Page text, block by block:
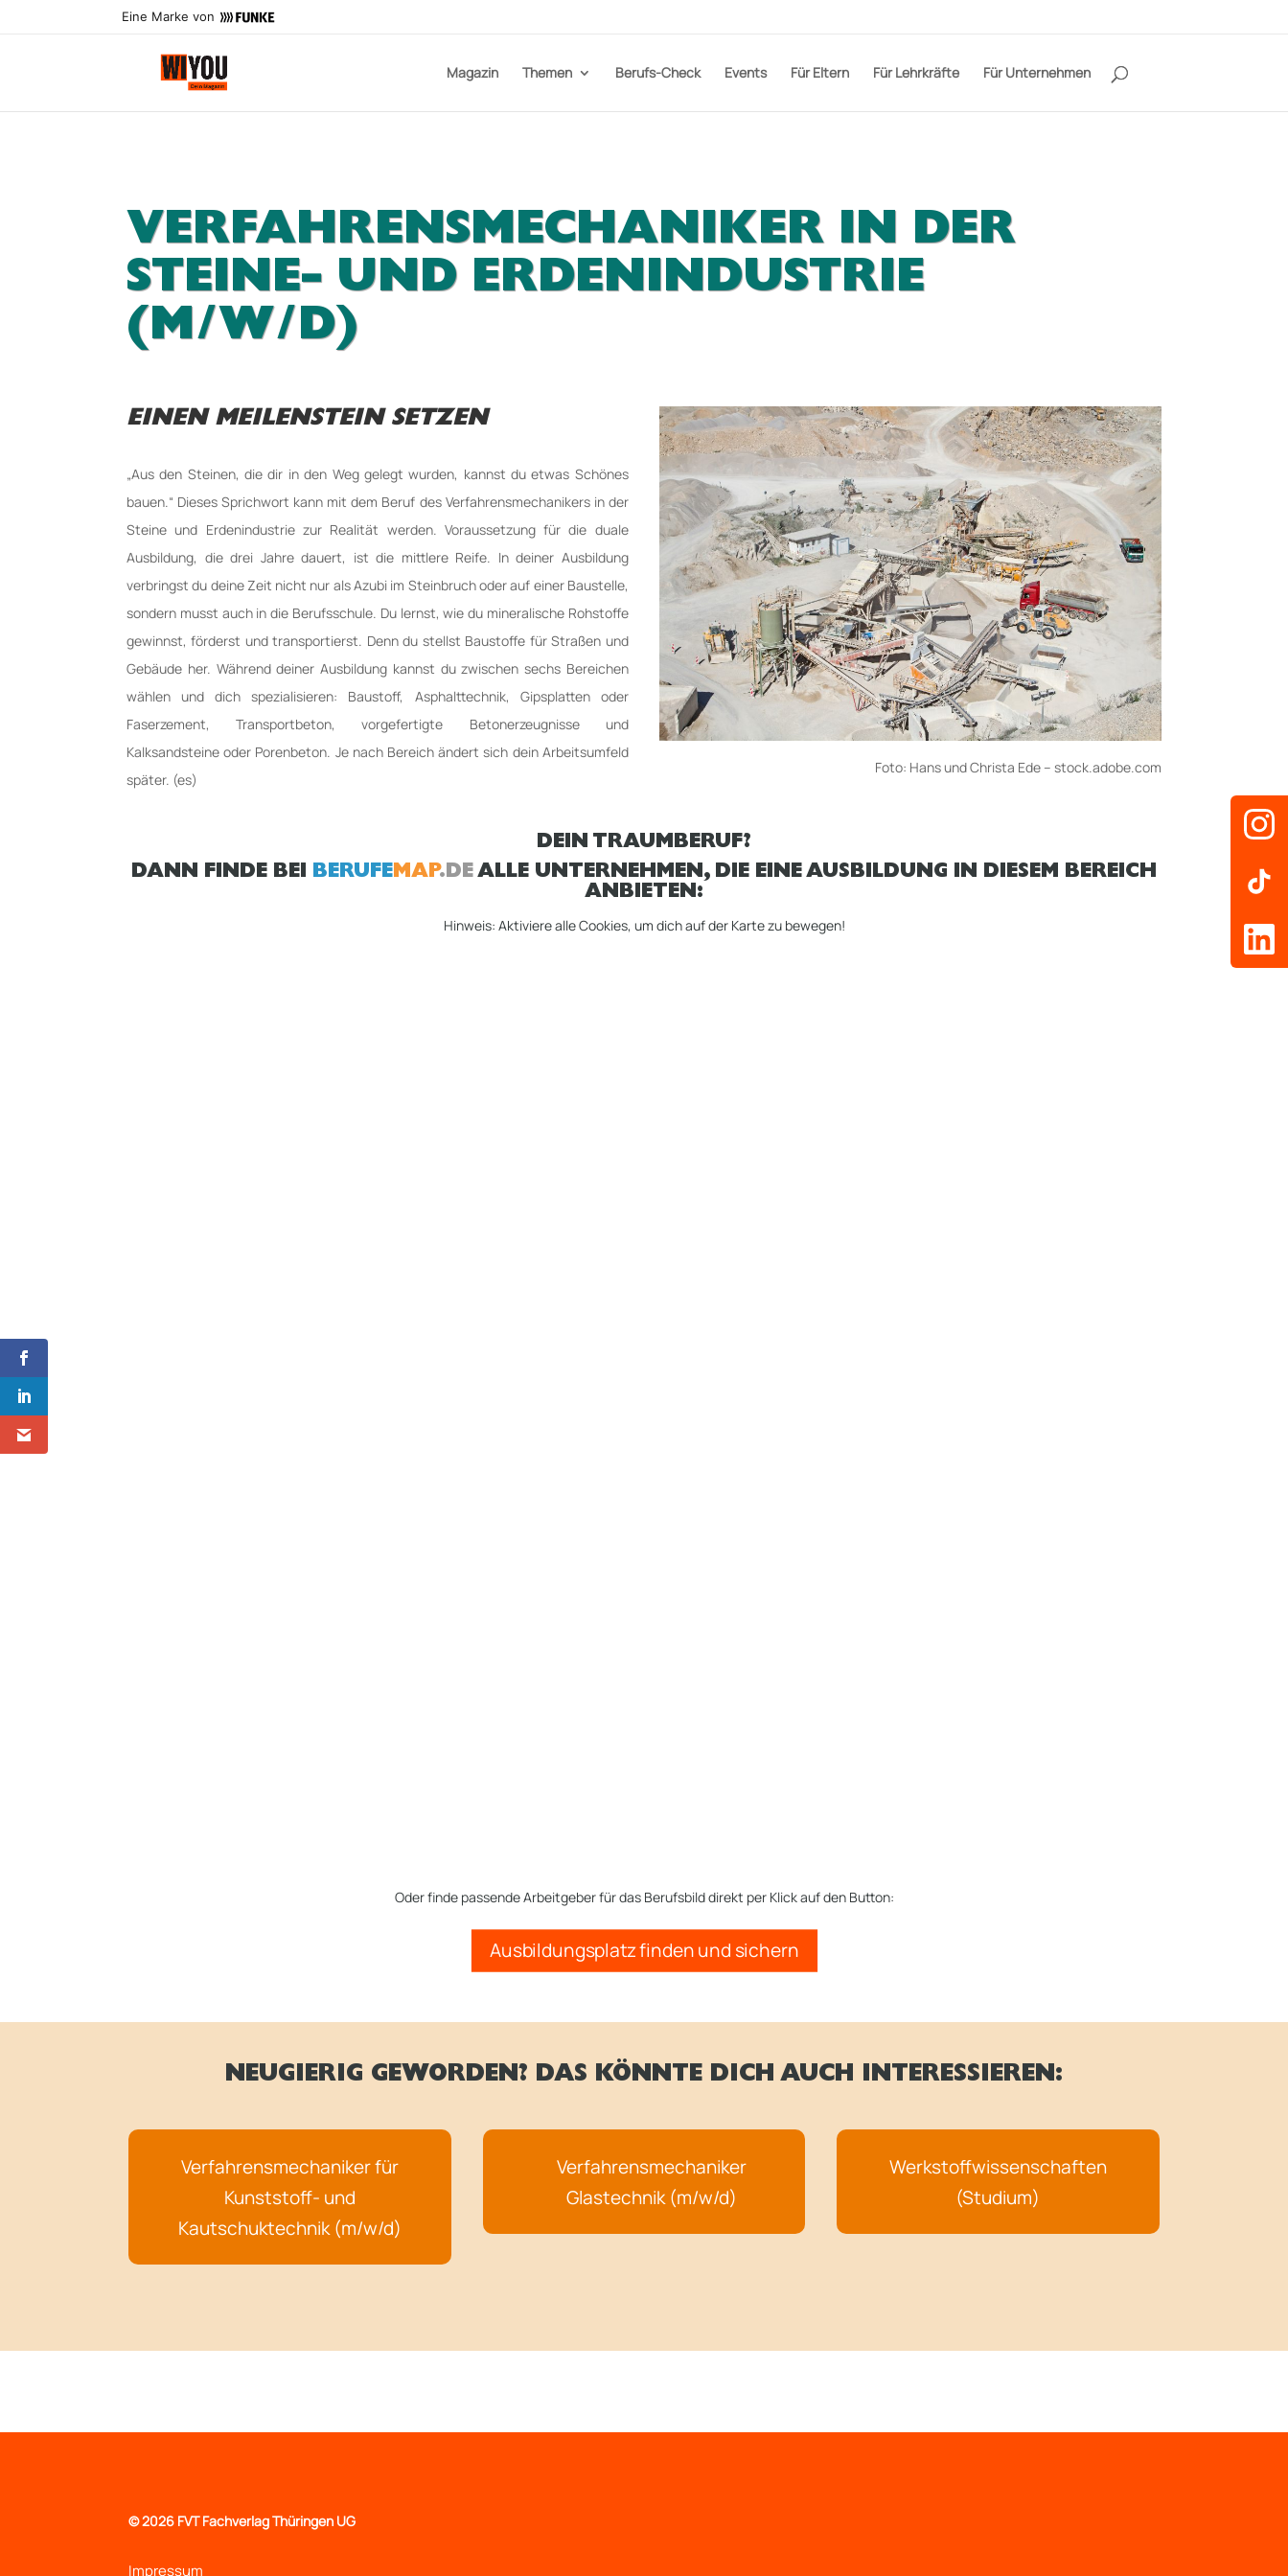
Eine Marke von
Magazin Themen Berufs-Check Events Für Eltern Für Lehrkräfte Für Unternehmen
VERFAHRENSMECHANIKER IN DER
STEINE- UND ERDENINDUSTRIE
(M/W/D)
EINEN MEILENSTEIN SETZEN
„Aus den Steinen, die dir in den Weg gelegt wurden, kannst du etwas Schönes
bauen.“ Dieses Sprichwort kann mit dem Beruf des Verfahrensmechanikers in der
Steine­ und Erdenindustrie zur Realität werden. Voraussetzung für die duale
Ausbildung, die drei Jahre dauert, ist die mittlere Reife. In deiner Ausbildung
verbringst du deine Zeit nicht nur als Azubi im Steinbruch oder auf einer Baustelle,
sondern musst auch in die Berufsschule. Du lernst, wie du mineralische Rohstoffe
gewinnst, förderst und transportierst. Denn du stellst Baustoffe für Straßen und
Gebäude her. Während deiner Ausbildung kannst du zwischen sechs Bereichen
wählen und dich spezialisieren: Baustoff, Asphalttechnik, Gipsplatten oder
Faserzement, Transportbeton, vorgefertigte Betonerzeugnisse und
Kalksandsteine oder Porenbeton. Je nach Bereich ändert sich dein Arbeitsumfeld
später. (es)
Foto: Hans und Christa Ede – stock.adobe.com
DEIN TRAUMBERUF?
DANN FINDE BEI BERUFEMAP.DEALLE UNTERNEHMEN, DIE EINE AUSBILDUNG IN DIESEM BEREICH
ANBIETEN:
Hinweis: Aktiviere alle Cookies, um dich auf der Karte zu bewegen!
Oder finde passende Arbeitgeber für das Berufsbild direkt per Klick auf den Button:
Ausbildungsplatz finden und sichern
NEUGIERIG GEWORDEN? DAS KÖNNTE DICH AUCH INTERESSIEREN:
Verfahrensmechaniker für
Kunststoff- und
Kautschuktechnik (m/w/d)
Verfahrensmechaniker
Glastechnik (m/w/d)
Werkstoffwissenschaften
(Studium)
©2026 FVT Fachverlag Thüringen UG
Impressum